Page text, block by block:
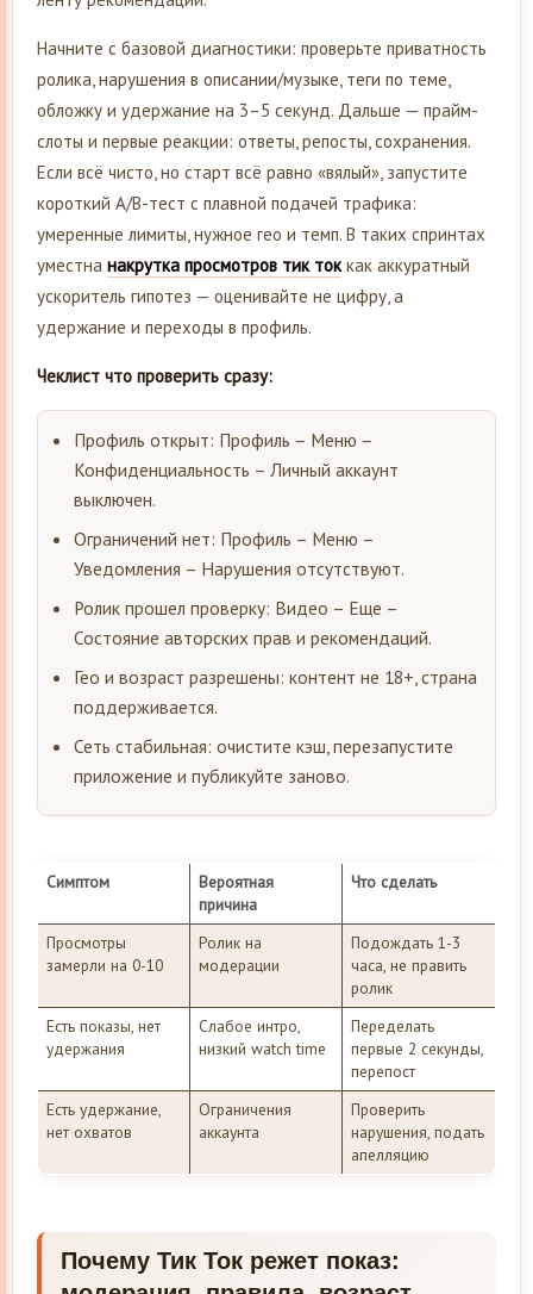
Начните с базовой диагностики: проверьте приватность
ролика, нарушения в описании/музыке, теги по теме,
обложку и удержание на 3–5 секунд. Дальше — прайм-
слоты и первые реакции: ответы, репосты, сохранения.
Если всё чисто, но старт всё равно «вялый», запустите
короткий A/B-тест с плавной подачей трафика:
умеренные лимиты, нужное гео и темп. В таких спринтах
уместна накрутка просмотров тик токкак аккуратный
ускоритель гипотез — оценивайте не цифру, а
удержание и переходы в профиль.
Чеклист что проверить сразу:
Профиль открыт: Профиль – Меню –
Конфиденциальность – Личный аккаунт
выключен.
Ограничений нет: Профиль – Меню –
Уведомления – Нарушения отсутствуют.
Ролик прошел проверку: Видео – Еще –
Состояние авторских прав и рекомендаций.
Гео и возраст разрешены: контент не 18+, страна
поддерживается.
Сеть стабильная: очистите кэш, перезапустите
приложение и публикуйте заново.
Симптом
Вероятная
причина
Что сделать
Просмотры
замерли на 0-10
Ролик на
модерации
Подождать 1-3
часа, не править
ролик
Есть показы, нет
удержания
Слабое интро,
низкий watch time
Переделать
первые 2 секунды,
перепост
Есть удержание,
нет охватов
Ограничения
аккаунта
Проверить
нарушения, подать
апелляцию
Почему Тик Ток режет показ: